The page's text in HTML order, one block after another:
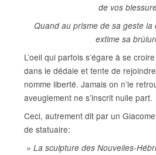
de vos
Quand au prisme de sa geste la
extime sa
L’oeil qui parfois s’égare à se
dans le dédale et tente de
nomme liberté. Jamais on n’le
aveuglement ne s’inscrit nulle part.
Ceci, autrement dit par un
de statuaire:
» La sculpture des Nouvelles-